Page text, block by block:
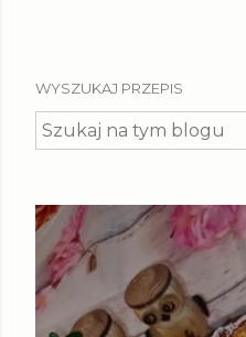
WYSZUKAJ PRZEPIS